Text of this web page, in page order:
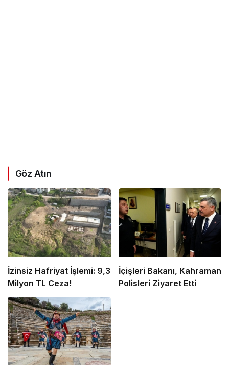
Göz Atın
İzinsiz Hafriyat İşlemi: 9,3
Milyon TL Ceza!
İçişleri Bakanı, Kahraman
Polisleri Ziyaret Etti